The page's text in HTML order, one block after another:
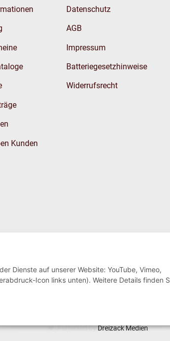
Dienste auf unserer Website: YouTube, Vimeo,
Icon links unten). Weitere Details finden
Kunden
Datenschutz
AGB
Impressum
Batteriegesetzhinweise
Widerrufsrecht
Perfected byDreizack Medien.